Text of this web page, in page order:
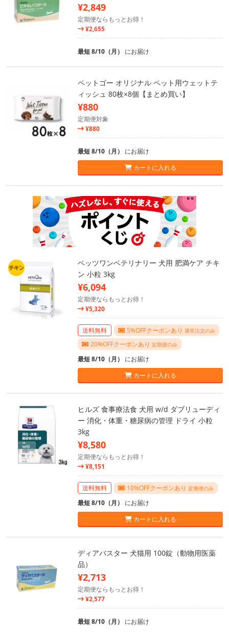
¥2,849
定期便ならもっとお得！
¥2,655
最短 8/10（月） にお届け
ペットゴー オリジナル ペット用ウェットテ
ィッシュ 80枚×8個【まとめ買い】
¥880
定期便対象
¥880
最短 8/10（月） にお届け
カートに入れる
ベッツワンベテリナリー 犬用 肥満ケア チキ
ン 小粒 3kg
¥6,094
定期便ならもっとお得！
¥5,320
送料無料 5%OFFクーポンあり 通常注文のみ
20%OFFクーポンあり 定期便のみ
最短 8/10（月） にお届け
カートに入れる
ヒルズ 食事療法食 犬用 w/d ダブリューディ
ー 消化・体重・糖尿病の管理 ドライ 小粒
3kg
¥8,580
定期便ならもっとお得！
¥8,151
送料無料 10%OFFクーポンあり 定期便のみ
最短 8/10（月） にお届け
カートに入れる
ディアバスター 犬猫用 100錠（動物用医薬
品）
¥2,713
定期便ならもっとお得！
¥2,577
最短 8/10（月） にお届け